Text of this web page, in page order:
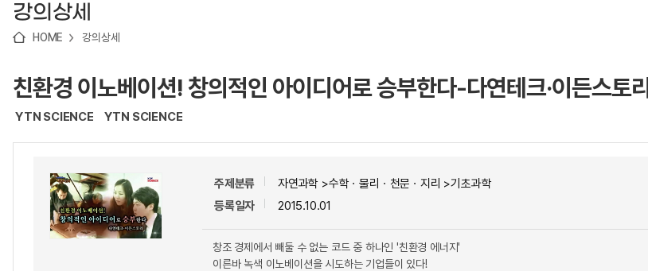
테마강의
서비스도움말
강의상세
HOME 강의상세
친환경 이노베이션! 창의적인 아이디어로 승부한다-다연테크·이든스토리
YTN SCIENCE YTN SCIENCE
주제분류
자연과학 >수학ㆍ물리ㆍ천문ㆍ지리 >기초과학
등록일자
2015.10.01
창조 경제에서 빼둘 수 없는 코드 중 하나인 '친환경 에너지'
이른바 녹색 이노베이션을 시도하는 기업들이 있다!